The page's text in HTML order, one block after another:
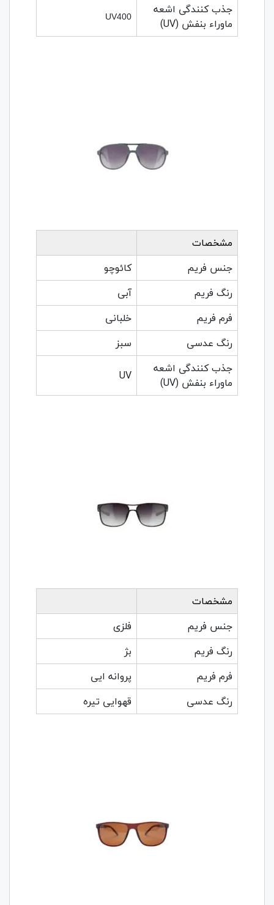
جذب کنندگی اشعه
ماوراء بنفش (UV)
UV400
مشخصات
جنس فریم
کائوچو
رنگ فریم
آبی
فرم فریم
خلبانی
رنگ عدسی
سبز
جذب کنندگی اشعه
ماوراء بنفش (UV)
UV
مشخصات
جنس فریم
فلزی
رنگ فریم
بژ
فرم فریم
پروانه ایی
رنگ عدسی
قهوایی تیره